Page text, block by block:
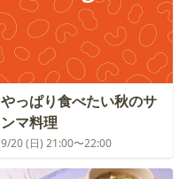
やっぱり食べたい秋のサ
ンマ料理
9/20 (日) 21:00〜22:00